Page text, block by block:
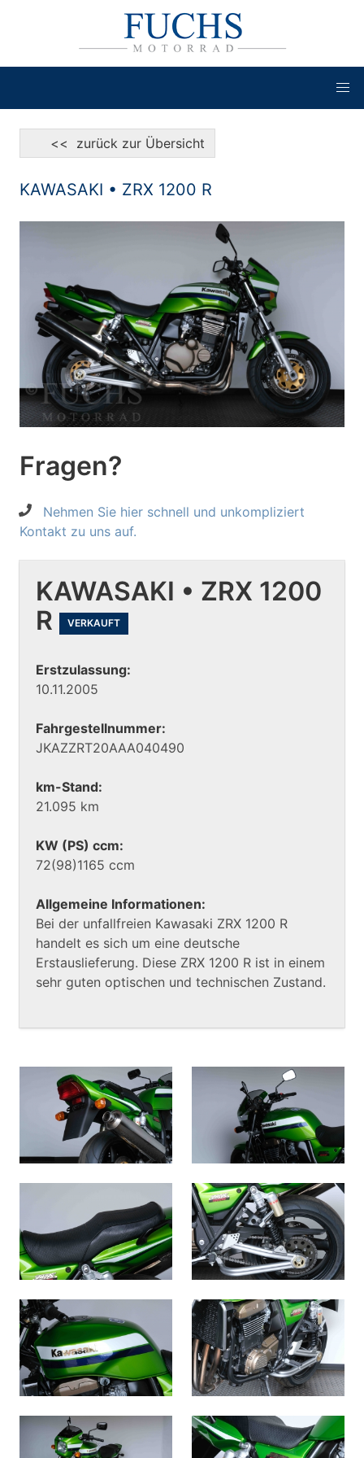
<< zurück zur Übersicht
KAWASAKI • ZRX 1200 R
Fragen?
Nehmen Sie hier schnell und unkompliziert
Kontakt zu uns auf.
KAWASAKI • ZRX 1200
R
VERKAUFT
Erstzulassung:
10.11.2005
Fahrgestellnummer:
JKAZZRT20AAA040490
km-Stand:
21.095 km
KW (PS) ccm:
72(98)1165 ccm
Allgemeine Informationen:
Bei der unfallfreien Kawasaki ZRX 1200 R
handelt es sich um eine deutsche
Erstauslieferung. Diese ZRX 1200 R ist in einem
sehr guten optischen und technischen Zustand.